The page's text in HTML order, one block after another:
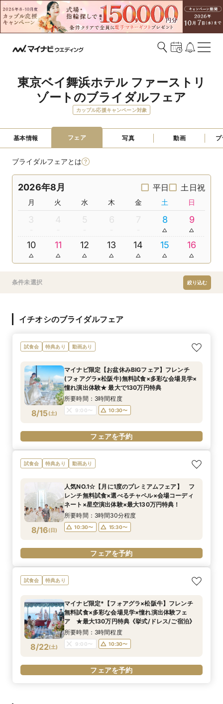
東京ベイ舞浜ホテル ファーストリ
ゾートのブライダルフェア
カップル応援キャンペーン対象
基本情報 フェア 写真 動画
ブライダルフェアとは
2026年8月 平日 土日祝
月 火 水 木 金 土 日
3 4 5 6 7 8 9
10 11 12 13 14 15 16
条件未選択 絞り込む
イチオシのブライダルフェア
試食会 特典あり 動画あり
8/15(土)
マイナビ限定【お盆休みBIGフェア】フレンチ
(フォアグラ×松阪牛)無料試食×多彩な会場見学×
憧れ演出体験★ 最大で130万円特典
所要時間：3時間程度
9:00〜 10:30〜
フェアを予約
試食会 特典あり 動画あり
8/16(日)
人気NO.1☆【月に1度のプレミアムフェア】 フ
レンチ無料試食×選べるチャペル×会場コーディ
ネート×星空演出体験×最大130万円特典！
所要時間：3時間30分程度
10:30〜 15:30〜
フェアを予約
試食会 特典あり
8/22(土)
マイナビ限定*【フォアグラ×松阪牛】フレンチ
無料試食×多彩な会場見学×憧れ演出体験フェ
ア ★最大130万円特典《挙式/ドレス/ご宿泊》
所要時間：3時間程度
9:00〜 10:30〜
フェアを予約